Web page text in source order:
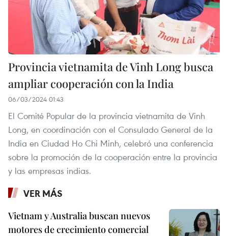
Provincia vietnamita de Vinh Long busca
ampliar cooperación con la India
06/03/2024 01:43
El Comité Popular de la provincia vietnamita de Vinh
Long, en coordinación con el Consulado General de la
India en Ciudad Ho Chi Minh, celebró una conferencia
sobre la promoción de la cooperación entre la provincia
y las empresas indias.
VER MÁS
Vietnam y Australia buscan nuevos
motores de crecimiento comercial